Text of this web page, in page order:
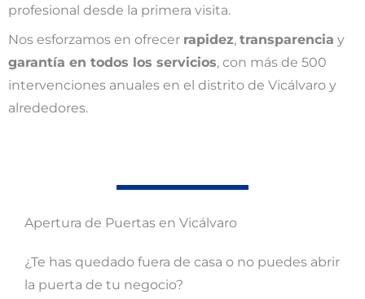
profesional desde la primera visita.
Nos esforzamos en ofrecer rapidez, transparencia y
garantía en todos los servicios, con más de 500
intervenciones anuales en el distrito de Vicálvaro y
alrededores.
Apertura de Puertas en Vicálvaro
¿Te has quedado fuera de casa o no puedes abrir
la puerta de tu negocio?